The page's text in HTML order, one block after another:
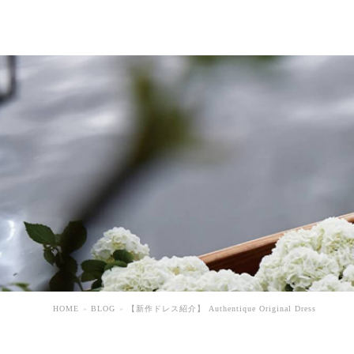
HOME BLOG 【新作ドレス紹介】 Authentique Original Dress